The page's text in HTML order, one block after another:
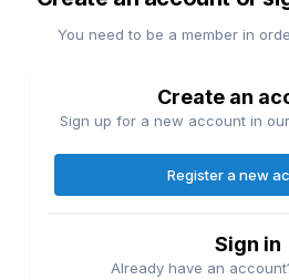
You need to be a member in
Create an
Sign up for a new account in
Register a new
Sign in
Already have an